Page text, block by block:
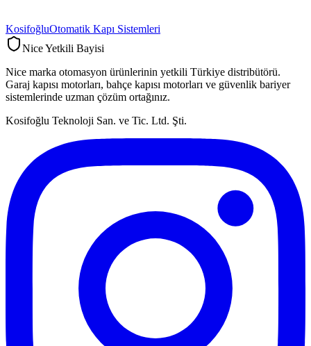
KosifoğluOtomatik Kapı Sistemleri
Nice Yetkili Bayisi
Nice marka otomasyon ürünlerinin yetkili Türkiye distribütörü.
Garaj kapısı motorları, bahçe kapısı motorları ve güvenlik bariyer
sistemlerinde uzman çözüm ortağınız.
Kosifoğlu Teknoloji San. ve Tic. Ltd. Şti.